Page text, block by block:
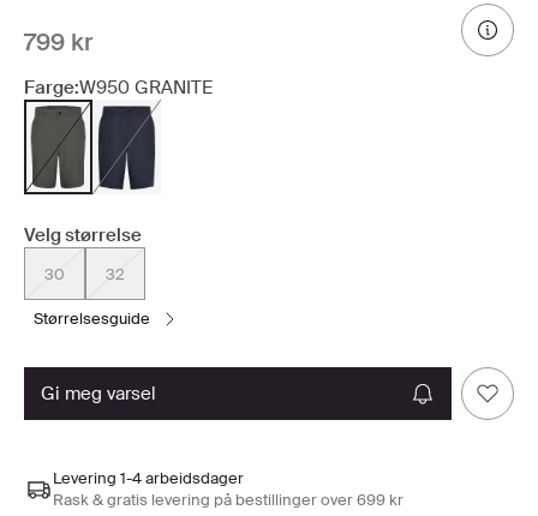
799 kr
Farge:W950 GRANITE
Velg størrelse
30 32
størrelsesguide
gi meg varsel
Levering 1-4 arbeidsdager
Rask & gratis levering på bestillinger over 699 kr